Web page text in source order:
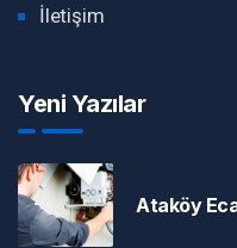
İletişim
Yeni Yazılar
Ataköy